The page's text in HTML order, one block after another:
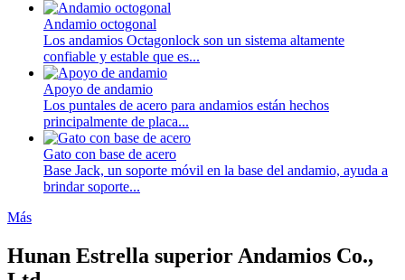
Andamio octogonal
Los andamios Octagonlock son un sistema altamente
confiable y estable que es...
Apoyo de andamio
Los puntales de acero para andamios están hechos
principalmente de placa...
Gato con base de acero
Base Jack, un soporte móvil en la base del andamio, ayuda a
brindar soporte...
Más
Hunan Estrella superior Andamios Co.,